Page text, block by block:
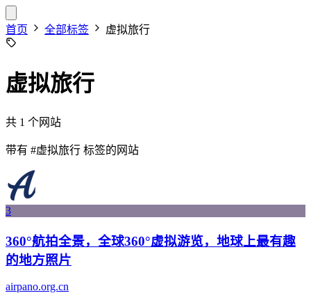
首页 全部标签 虚拟旅行
虚拟旅行
共 1 个网站
带有 #虚拟旅行 标签的网站
3
360°航拍全景，全球360°虚拟游览，地球上最有趣
的地方照片
airpano.org.cn